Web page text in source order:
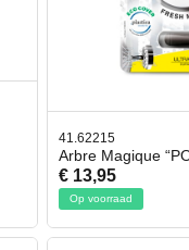
41.62215
Arbre Magique
€ 13,95
Op voorraad